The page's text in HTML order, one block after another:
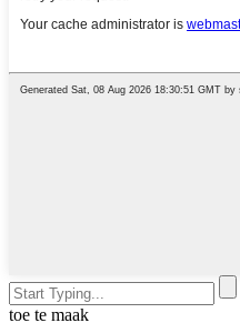
toe te maak